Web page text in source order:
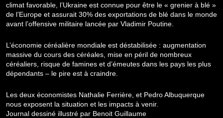
climat favorable, l’Ukraine est connue pour être le « grenier à blé »
de l’Europe et assurait 30% des exportations de blé dans le monde
avant l’offensive militaire lancée par Vladimir Poutine.
L’économie céréalière mondiale est déstabilisée : augmentation
massive du cours des céréales, mise en péril de nombreux
céréaliers, risque de famines et d’émeutes dans les pays les plus
dépendants – le pire est à craindre.
Les deux économistes Nathalie Ferrière, et Pedro Albuquerque
nous exposent la situation et les impacts à venir.
Journal dessiné illustré par Benoit Guillaume